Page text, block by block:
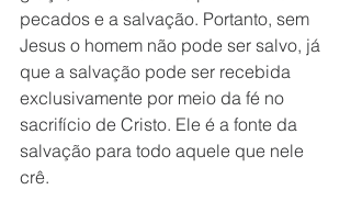
pecados e a salvação. Portanto, sem
Jesus o homem não pode ser salvo, já
que a salvação pode ser recebida
exclusivamente por meio da fé no
sacrifício de Cristo. Ele é a fonte da
salvação para todo aquele que nele
crê.